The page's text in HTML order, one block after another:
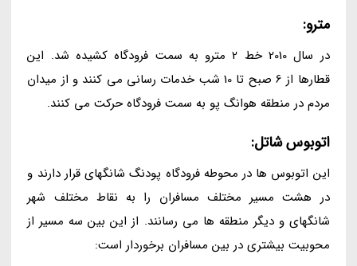
مترو:
در سال 2010 خط 2 مترو به سمت فرودگاه کشیده شد. این
قطارها از 6 صبح تا 10 شب خدمات رسانی می کنند و از میدان
مردم در منطقه هوانگ پو به سمت فرودگاه حرکت می کنند.
اتوبوس شاتل:
این اتوبوس ها در محوطه فرودگاه پودنگ شانگهای قرار دارند و
در هشت مسیر مختلف مسافران را به نقاط مختلف شهر
شانگهای و دیگر منطقه ها می رسانند. از این بین سه مسیر از
محوبیت بیشتری در بین مسافران برخوردار است: